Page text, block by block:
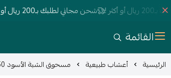
! شحن مجاني لطلبك بـ200 ريال أو أكثر !
القائمة
الرئيسية أعشاب طبيعية مسحوق الشبة الأسود 250 جم